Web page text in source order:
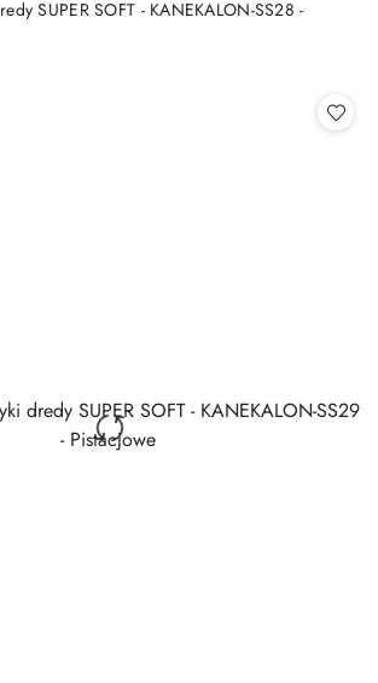
SUPER SOFT - KANEKALON-SS28 -